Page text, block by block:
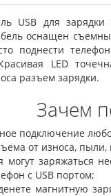
USB для
оснащен
поднести
LED
разъем зарядки.
Зачем
подключение
от износа, пыли,
могут заряжаться
с USB портом;
магнитную